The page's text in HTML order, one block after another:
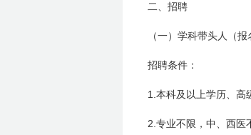
二、招聘
（一）学科带头人（报
招聘条件：
1. 本科及以上学历、高
2. 专业不限，中、西医